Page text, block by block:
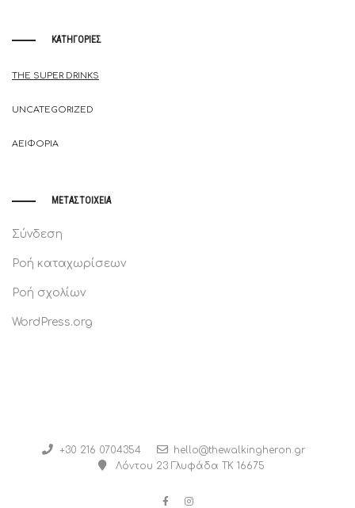
KΑΤΗΓΟΡΊΕΣ
THE SUPER DRINKS
UNCATEGORIZED
ΑΕΙΦΟΡΊΑ
ΜΕΤΑΣΤΟΙΧΕΊΑ
Σύνδεση
Ροή καταχωρίσεων
Ροή σχολίων
WordPress.org
+30 216 0704354
hello@thewalkingheron.gr
Λόντου 23 Γλυφάδα ΤΚ 16675